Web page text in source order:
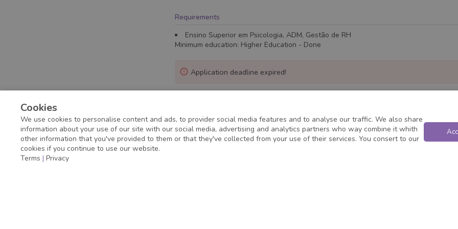
Requirements
Ensino Superior em Psicologia, ADM, Gestão de RH
Minimum education: Higher Education - Done
Application deadline expired!
Cookies
We use cookies to personalise content and ads, to provider social media features and to analyse our traffic. We also share
information about your use of our site with our social media, advertising and analytics partners who way combine it whith
other information that you've provided to them or that they've collected from your use of their services. You consert to our
cookies if you continue to use our website.
Terms | Privacy